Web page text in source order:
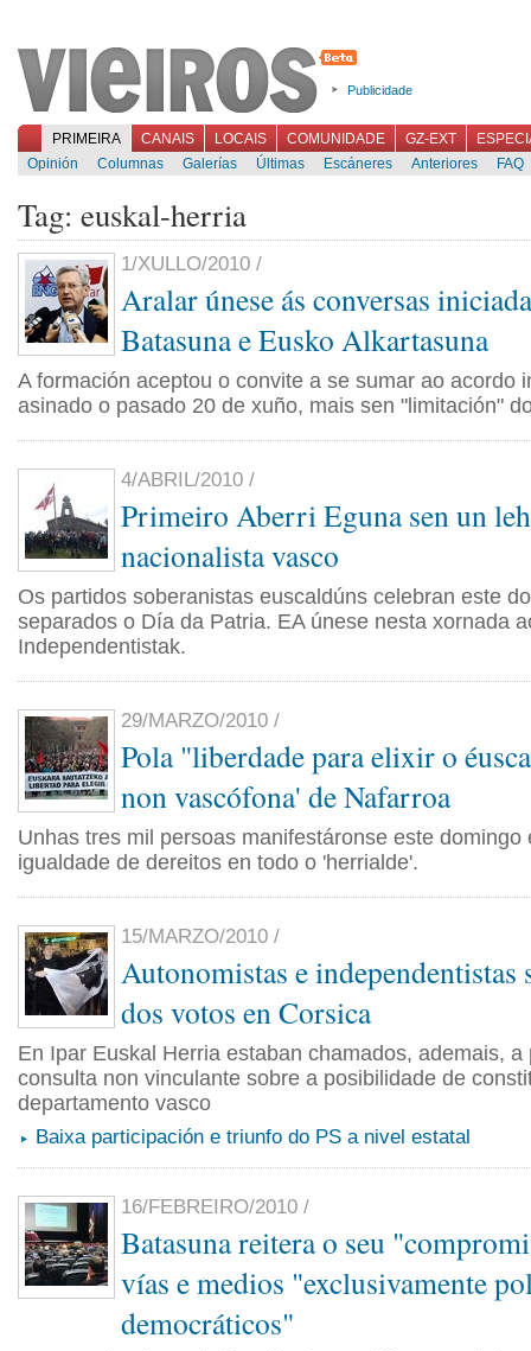
Publicidade
PRIMEIRA CANAIS LOCAIS COMUNIDADE GZ-EXT
Opinión
Columnas Galerías Últimas Escáneres Anteriores FAQ
Tag: euskal-herria
1/XULLO/2010 /
Aralar únese ás conversas
Batasuna e Eusko Alkartasuna
A formación aceptou o convite a se sumar ao acordo
asinado o pasado 20 de xuño, mais sen "limitación"
4/ABRIL/2010 /
Primeiro Aberri Eguna sen un
nacionalista vasco
Os partidos soberanistas euscaldúns celebran este
separados o Día da Patria. EA únese nesta xornada
Independentistak.
29/MARZO/2010 /
Pola "liberdade para elixir o
non vascófona' de Nafarroa
Unhas tres mil persoas manifestáronse este domingo
igualdade de dereitos en todo o 'herrialde'.
15/MARZO/2010 /
Autonomistas e independentistas
dos votos en Corsica
En Ipar Euskal Herria estaban chamados, ademais, a
consulta non vinculante sobre a posibilidade de
departamento vasco
Baixa participación e triunfo do PS a nivel estatal
16/FEBREIRO/2010 /
Batasuna reitera o seu
vías e medios "exclusivamente
democráticos"